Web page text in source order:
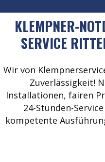
KLEMPNER-
SERVICE
Wir von
Zuverlässigkeit!
Installationen, fairen
24-Stunden-
kompetente